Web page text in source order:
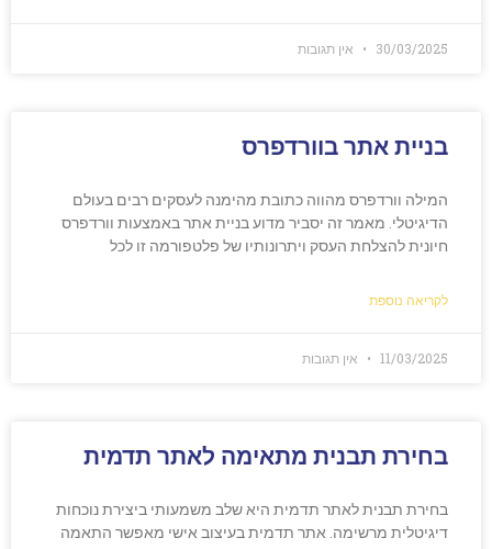
30/03/2025 אין תגובות
בניית אתר בוורדפרס
המילה וורדפרס מהווה כתובת מהימנה לעסקים רבים בעולם
הדיגיטלי. מאמר זה יסביר מדוע בניית אתר באמצעות וורדפרס
חיונית להצלחת העסק ויתרונותיו של פלטפורמה זו לכל
לקריאה נוספת
11/03/2025 אין תגובות
בחירת תבנית מתאימה לאתר תדמית
בחירת תבנית לאתר תדמית היא שלב משמעותי ביצירת נוכחות
דיגיטלית מרשימה. אתר תדמית בעיצוב אישי מאפשר התאמה